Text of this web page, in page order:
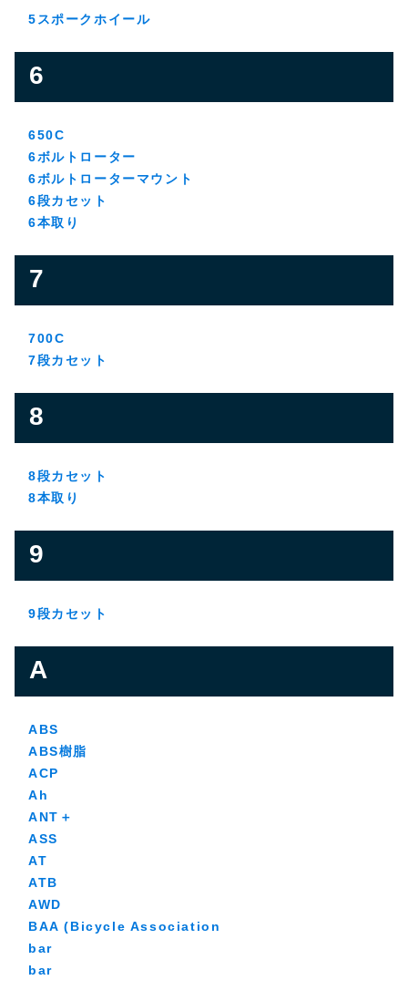
5スポークホイール
6
650C
6ボルトローター
6ボルトローターマウント
6段カセット
6本取り
7
700C
7段カセット
8
8段カセット
8本取り
9
9段カセット
A
ABS
ABS樹脂
ACP
Ah
ANT＋
ASS
AT
ATB
AWD
BAA (Bicycle Association
bar
bar